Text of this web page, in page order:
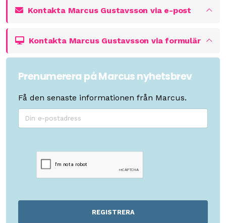
Kontakta Marcus Gustavsson via e-post
Kontakta Marcus Gustavsson via formulär
Prenumerera på Marcus nyhetsbrev
Få den senaste informationen från Marcus.
REGISTRERA